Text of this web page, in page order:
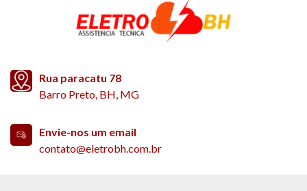
Rua paracatu 78
Barro Preto, BH, MG
Envie-nos um email
contato@eletrobh.com.br